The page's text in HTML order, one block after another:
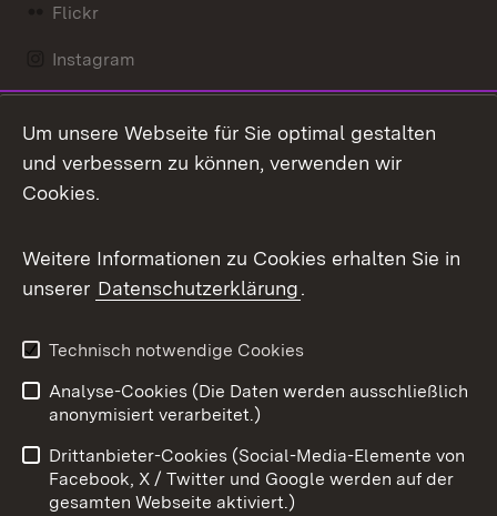
Flickr
Instagram
Mastodon
Messenger
Social Wall
X / Twitter
Youtube
Benutzungshinweise
Barrierefreiheit
Datenschutz
Cookies
Um unsere Webseite für Sie optimal gestalten
und verbessern zu können, verwenden wir
Cookies.
Weitere Informationen zu Cookies erhalten Sie in
unserer Datenschutzerklärung.
Technisch notwendige Cookies
Analyse-Cookies (Die Daten werden ausschließlich
anonymisiert verarbeitet.)
Drittanbieter-Cookies (Social-Media-Elemente von
Facebook, X / Twitter und Google werden auf der
gesamten Webseite aktiviert.)